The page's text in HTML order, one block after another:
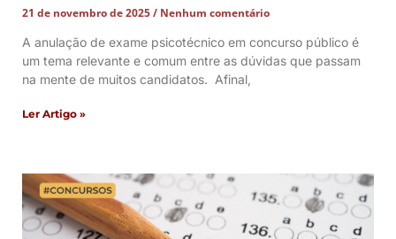
21 de novembro de 2025
Nenhum comentário
A anulação de exame psicotécnico em concurso público é
um tema relevante e comum entre as dúvidas que passam
na mente de muitos candidatos. Afinal,
Ler Artigo »